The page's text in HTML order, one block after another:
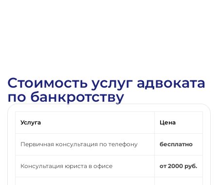
Стоимость услуг адвоката
по банкротству
Услуга Цена
Первичная консультация по телефону бесплатно
Консультация юриста в офисе от 2000 руб.